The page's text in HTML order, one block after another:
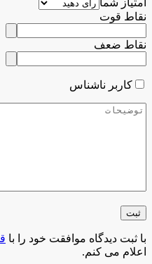
نقاط قوت
نقاط ضعف
کاربر ناشناس
با ثبت دیدگاه موافقت خود را با
اعلام می کنم.